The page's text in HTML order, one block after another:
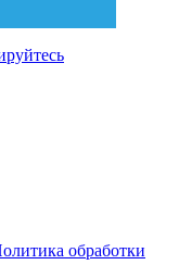
обработки